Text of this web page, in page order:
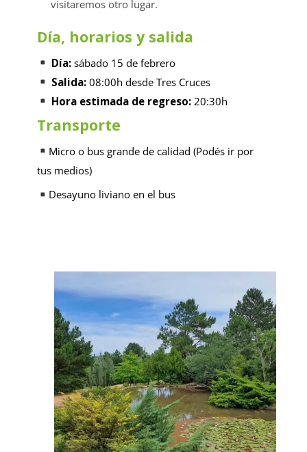
visitaremos otro lugar.
Día, horarios y salida
Día: sábado 15 de febrero
Salida: 08:00h desde Tres Cruces
Hora estimada de regreso: 20:30h
Transporte
Micro o bus grande de calidad (Podés ir por
tus medios)
Desayuno liviano en el bus